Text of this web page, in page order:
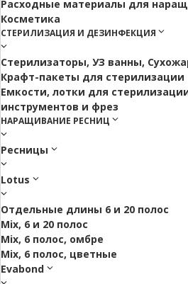
Расходные материалы для
Косметика
СТЕРИЛИЗАЦИЯ И ДЕЗИНФЕКЦИЯ
Стерилизаторы, УЗ ванны,
Крафт-пакеты для стерилизации
Емкости, лотки для
инструментов и фрез
НАРАЩИВАНИЕ РЕСНИЦ
Ресницы
Lotus
Отдельные длины 6 и 20 полос
Mix, 6 и 20 полос
Mix, 6 полос, омбре
Mix, 6 полос, цветные
Evabond